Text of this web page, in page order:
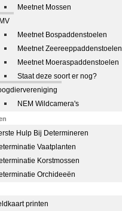
Meetnet Mossen
Meetnet Bospaddenstoelen
Meetnet Zeereeppaddenstoelen
Meetnet Moeraspaddenstoelen
Staat deze soort er nog?
NEM Wildcamera's
Hulp Bij Determineren
Vaatplanten
Korstmossen
Orchideeën
printen